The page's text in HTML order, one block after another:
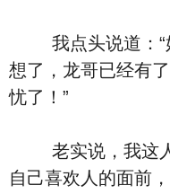
我点头说道：“
想了，龙哥已经有
忧了！”
老实说，我这人
自己喜欢人的面前